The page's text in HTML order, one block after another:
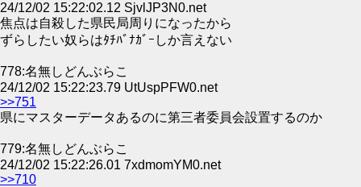
24/12/02 15:22:02.12 SjvlJP3N0.net
焦点は自殺した県民局周りになったから
ずらしたい奴らはﾀﾁﾊﾞﾅｶﾞｰしか言えない
778:名無しどんぶらこ
24/12/02 15:22:23.79 UtUspPFW0.net
>>751
県にマスターデータあるのに第三者委員会設置するのか
779:名無しどんぶらこ
24/12/02 15:22:26.01 7xdmomYM0.net
>>710